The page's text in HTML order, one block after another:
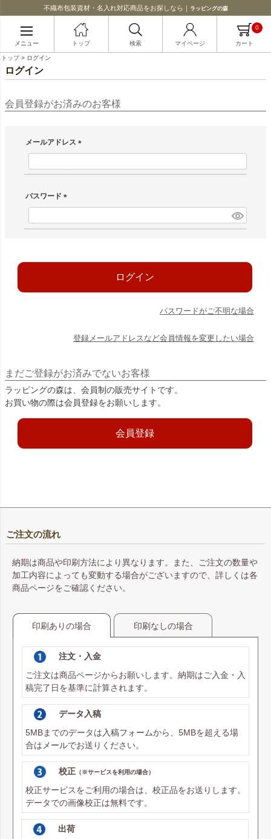
不織布包装資材・名入れ対応商品をお探しなら｜ ラッピングの森
メニュー トップ 検索 マイページ カート
0
トップ ログイン
ログイン
会員登録がお済みのお客様
メールアドレス
(必須)
パスワード
(必須)
ログイン
パスワードがご不明な場合
登録メールアドレスなど会員情報を変更したい場合
まだご登録がお済みでないお客様
ラッピングの森は、会員制の販売サイトです。
お買い物の際は会員登録をお願いします。
会員登録
ご注文の流れ
納期は商品や印刷方法により異なります。また、ご注文の数量や
加工内容によっても変動する場合がございますので、詳しくは各
商品ページをご確認ください。
印刷ありの場合 印刷なしの場合
注文・入金
ご注文は商品ページからお願いします。納期はご入金・入
稿完了日を基準に計算されます。
データ入稿
5MBまでのデータは 入稿フォームから、5MBを超える場
合は メールでお送りください。
校正 （※サービスを利用の場合）
校正サービスをご利用の場合は、校正品をお送りします。
データでの画像校正は無料です。
出荷